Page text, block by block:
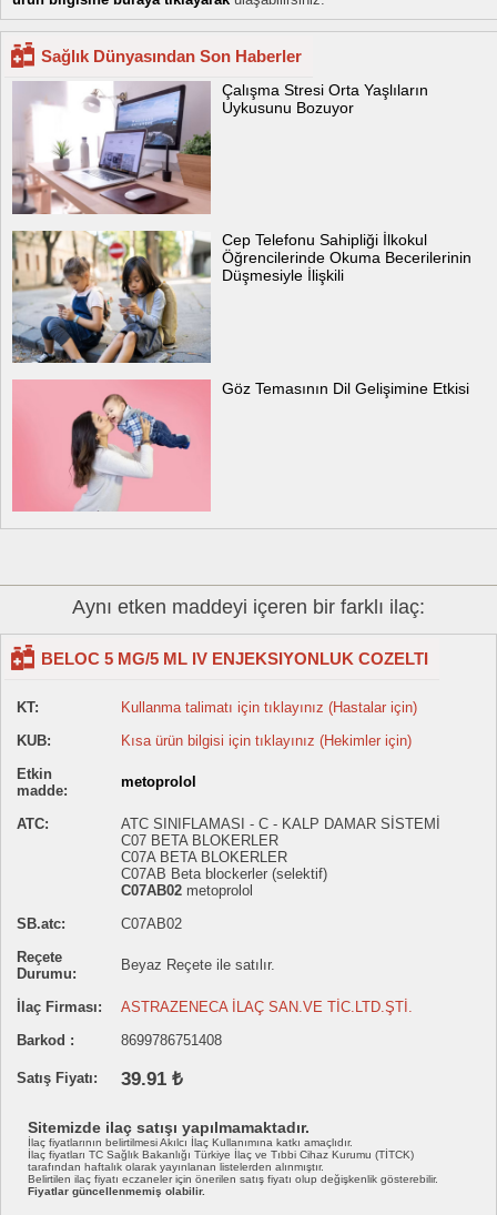
Sağlık Dünyasından Son Haberler
Çalışma Stresi Orta Yaşlıların
Uykusunu Bozuyor
Cep Telefonu Sahipliği İlkokul
Öğrencilerinde Okuma Becerilerinin
Düşmesiyle İlişkili
Göz Temasının Dil Gelişimine Etkisi
Aynı etken maddeyi içeren bir farklı ilaç:
BELOC 5 MG/5 ML IV ENJEKSIYONLUK COZELTI
KT:
Kullanma talimatı için tıklayınız (Hastalar için)
KUB:
Kısa ürün bilgisi için tıklayınız (Hekimler için)
Etkin
madde:
metoprolol
ATC:
ATC SINIFLAMASI - C - KALP DAMAR SİSTEMİ
C07 BETA BLOKERLER
C07A BETA BLOKERLER
C07AB Beta blockerler (selektif)
C07AB02 metoprolol
SB.atc:
C07AB02
Reçete
Durumu:
Beyaz Reçete ile satılır.
İlaç Firması:
ASTRAZENECA İLAÇ SAN.VE TİC.LTD.ŞTİ.
Barkod :
8699786751408
Satış Fiyatı: 39.91 ₺
Sitemizde ilaç satışı yapılmamaktadır.
İlaç fiyatlarının belirtilmesi Akılcı İlaç Kullanımına katkı amaçlıdır.
İlaç fiyatları TC Sağlık Bakanlığı Türkiye İlaç ve Tıbbi Cihaz Kurumu (TİTCK)
tarafından haftalık olarak yayınlanan listelerden alınmıştır.
Belirtilen ilaç fiyatı eczaneler için önerilen satış fiyatı olup değişkenlik gösterebilir.
Fiyatlar güncellenmemiş olabilir.